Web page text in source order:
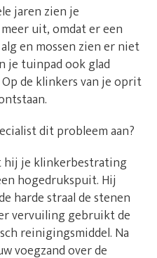
jaren zien je
uit, omdat er een
en mossen zien er niet
je tuinpad ook glad
de klinkers van je oprit
dit probleem aan?
hij je klinkerbestrating
hogedrukspuit. Hij
harde straal de stenen
vervuiling gebruikt de
reinigingsmiddel. Na
voegzand over de